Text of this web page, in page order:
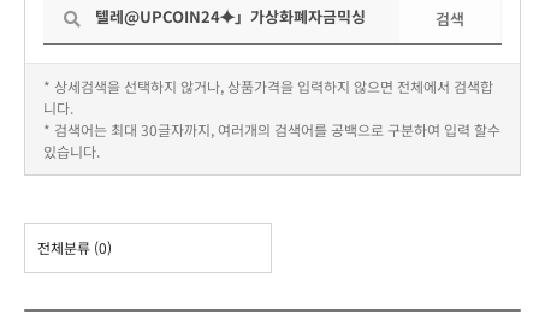
검색
* 상세검색을 선택하지 않거나, 상품가격을 입력하지 않으면 전체에서 검색합
니다.
* 검색어는 최대 30글자까지, 여러개의 검색어를 공백으로 구분하여 입력 할수
있습니다.
전체분류 (0)